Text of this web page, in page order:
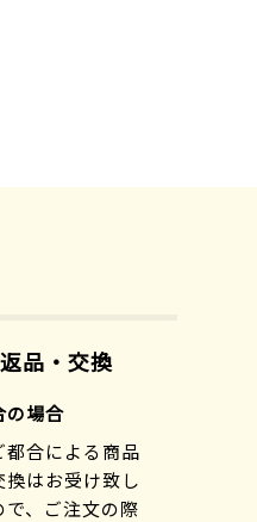
返品・交換
の場合
都合による商品
換はお受け致し
で、ご注文の際